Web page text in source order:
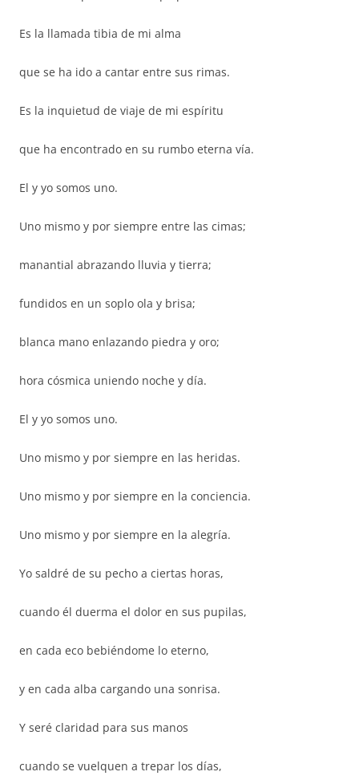
Es la llamada tibia de mi alma
que se ha ido a cantar entre sus rimas.
Es la inquietud de viaje de mi espíritu
que ha encontrado en su rumbo eterna vía.
El y yo somos uno.
Uno mismo y por siempre entre las cimas;
manantial abrazando lluvia y tierra;
fundidos en un soplo ola y brisa;
blanca mano enlazando piedra y oro;
hora cósmica uniendo noche y día.
El y yo somos uno.
Uno mismo y por siempre en las heridas.
Uno mismo y por siempre en la conciencia.
Uno mismo y por siempre en la alegría.
Yo saldré de su pecho a ciertas horas,
cuando él duerma el dolor en sus pupilas,
en cada eco bebiéndome lo eterno,
y en cada alba cargando una sonrisa.
Y seré claridad para sus manos
cuando se vuelquen a trepar los días,